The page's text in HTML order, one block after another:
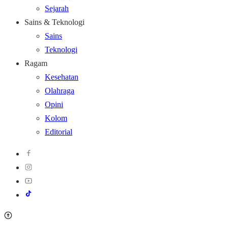
Sejarah
Sains & Teknologi
Sains
Teknologi
Ragam
Kesehatan
Olahraga
Opini
Kolom
Editorial